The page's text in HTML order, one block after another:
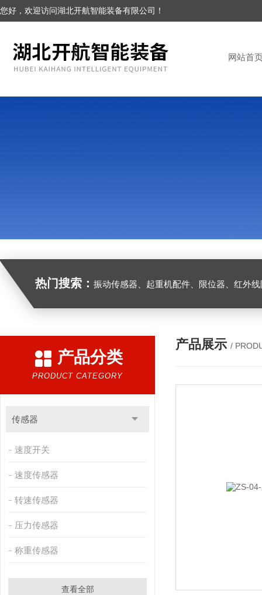
您好，欢迎访问湖北开航智能装备有限公司！
网站首
热门搜索： 振动传感器、起重机配件、限位器、红外线防撞器
产品分类
PRODUCT CATEGORY
传感器
速度开关
速度传感器
转速传感器
压力传感器
称重传感器
查看全部
产品展示 /